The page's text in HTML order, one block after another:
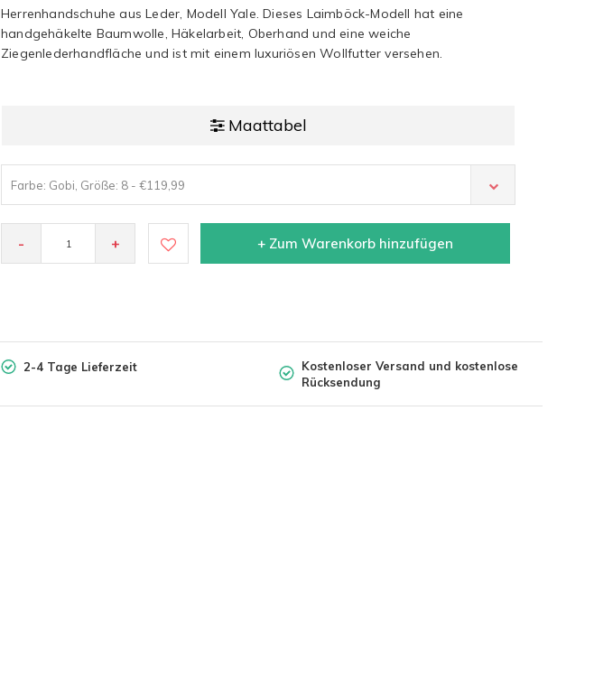
Herrenhandschuhe aus Leder, Modell Yale. Dieses Laimböck-Modell hat eine
handgehäkelte Baumwolle, Häkelarbeit, Oberhand und eine weiche
Ziegenlederhandfläche und ist mit einem luxuriösen Wollfutter versehen.
Maattabel
Farbe: Gobi, Größe: 8 - €119,99
- + + Zum Warenkorb hinzufügen
2-4 Tage Lieferzeit
Kostenloser Versand und kostenlose
Rücksendung